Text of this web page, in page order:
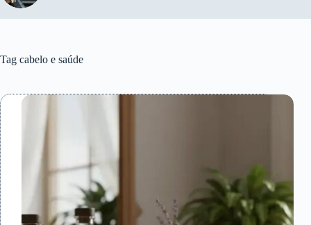
Tag cabelo e saúde